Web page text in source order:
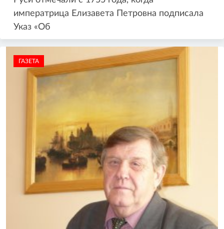
императрица Елизавета Петровна подписала
Указ «Об
ГАЗЕТА